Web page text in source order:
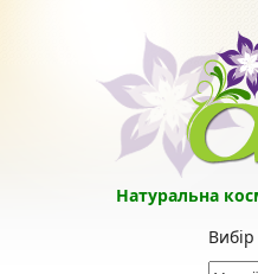
Натуральна